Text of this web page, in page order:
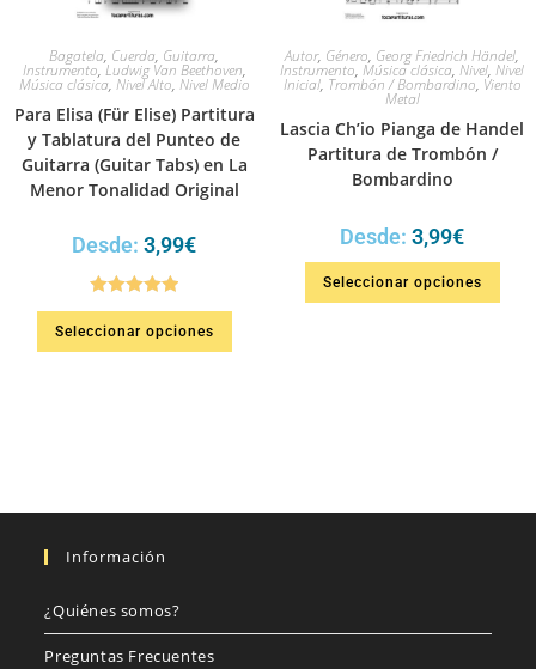
Bagatela, Cuerda, Guitarra,
Instrumento,Ludwig Van Beethoven,
Música clásica, Nivel Alto, Nivel Medio
Para Elisa (Für Elise) Partitura
y Tablatura del Punteo de
Guitarra (Guitar Tabs) en La
Menor Tonalidad Original
Desde: 3,99€
Valorado en
5.00de 5
Seleccionar opciones
Autor, Género, Georg Friedrich Händel,
Instrumento, Música clásica, Nivel, Nivel
Inicial, Trombón / Bombardino, Viento
Metal
Lascia Ch’io Pianga de Handel
Partitura de Trombón /
Bombardino
Desde: 3,99€
Seleccionar opciones
Información
¿Quiénes somos?
Preguntas Frecuentes